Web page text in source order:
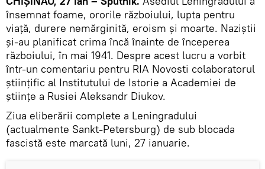
însemnat foame, ororile războiului, lupta pentru
viață, durere nemărginită, eroism și moarte. Naziștii
și-au planificat crima încă înainte de începerea
războiului, în mai 1941. Despre acest lucru a vorbit
într-un comentariu pentru RIA Novosti colaboratorul
științific al Institutului de Istorie a Academiei de
științe a Rusiei Aleksandr Diukov.
Ziua eliberării complete a Leningradului
(actualmente Sankt-Petersburg) de sub blocada
fascistă este marcată luni, 27 ianuarie.